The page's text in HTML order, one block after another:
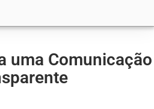
uma Comunicação